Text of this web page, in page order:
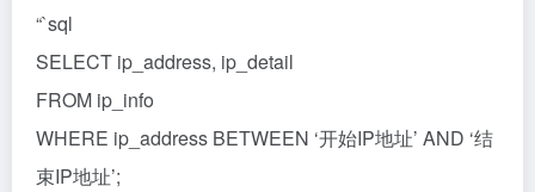
“`sql
SELECT ip_address, ip_detail
FROM ip_info
WHERE ip_address BETWEEN ‘开始IP地址’ AND ‘结
束IP地址’;